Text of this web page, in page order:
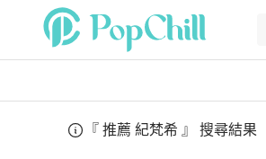
『 推薦 紀梵希 』 搜尋結果